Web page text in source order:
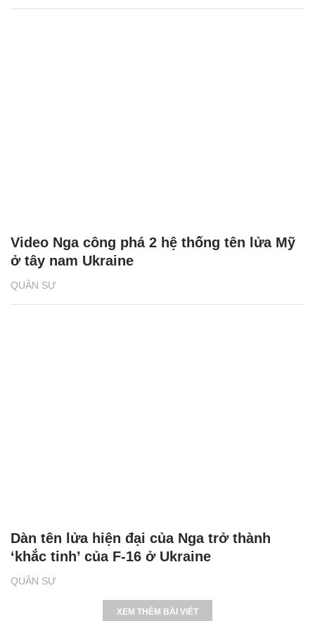
QUÂN SỰ
Video Nga công phá 2 hệ thống tên lửa Mỹ
ở tây nam Ukraine
QUÂN SỰ
Dàn tên lửa hiện đại của Nga trở thành
‘khắc tinh’ của F-16 ở Ukraine
XEM THÊM BÀI VIẾT